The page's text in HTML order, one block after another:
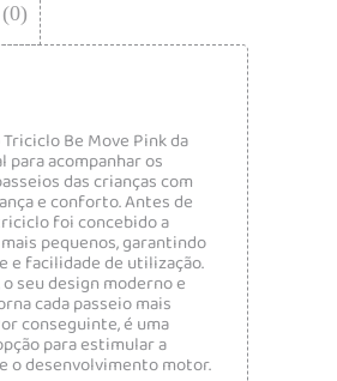
Be Move Pink da
para acompanhar os
das crianças com
e conforto. Antes de
foi concebido a
pequenos, garantindo
e facilidade de utilização.
seu design moderno e
cada passeio mais
conseguinte, é uma
para estimular a
o desenvolvimento motor.